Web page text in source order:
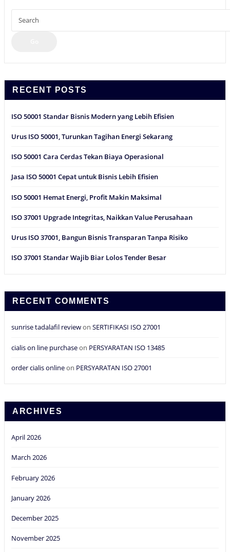
RECENT POSTS
ISO 50001 Standar Bisnis Modern yang Lebih Efisien
Urus ISO 50001, Turunkan Tagihan Energi Sekarang
ISO 50001 Cara Cerdas Tekan Biaya Operasional
Jasa ISO 50001 Cepat untuk Bisnis Lebih Efisien
ISO 50001 Hemat Energi, Profit Makin Maksimal
ISO 37001 Upgrade Integritas, Naikkan Value Perusahaan
Urus ISO 37001, Bangun Bisnis Transparan Tanpa Risiko
ISO 37001 Standar Wajib Biar Lolos Tender Besar
RECENT COMMENTS
sunrise tadalafil reviewon SERTIFIKASI ISO 27001
cialis on line purchaseon PERSYARATAN ISO 13485
order cialis onlineon PERSYARATAN ISO 27001
ARCHIVES
April 2026
March 2026
February 2026
January 2026
December 2025
November 2025